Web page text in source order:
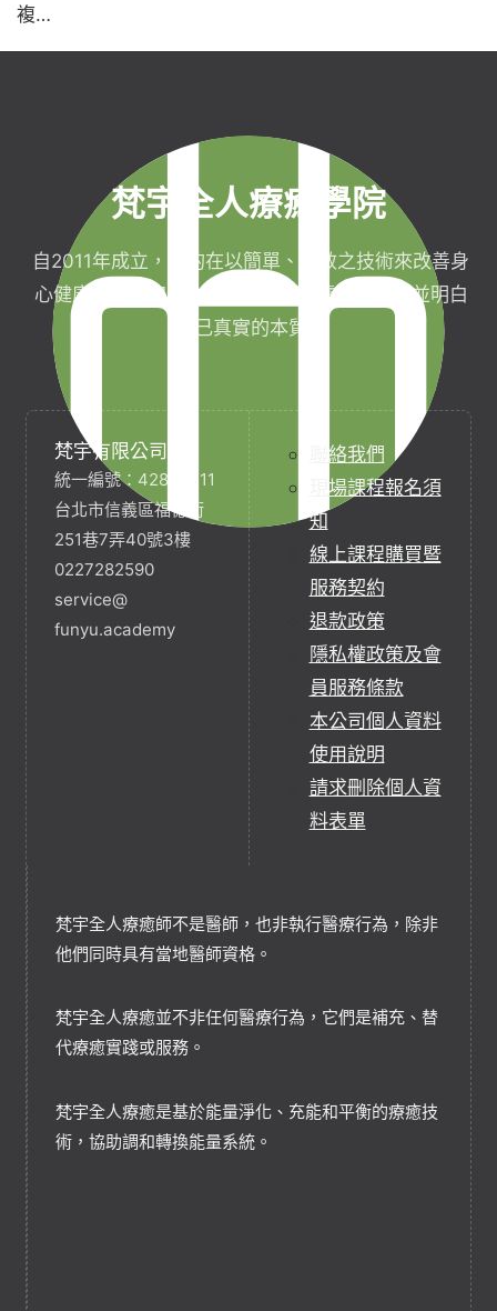
複…
梵宇全人療癒學院
自2011年成立，目的在以簡單、有效之技術來改善身
心健康，協助完成生命目標與實現靈性生活，並明白
自己真實的本質。
梵宇有限公司
統一編號：42854211
台北市信義區福德街
251巷7弄40號3樓
0227282590
service@
funyu.academy
聯絡我們
現場課程報名須
知
線上課程購買暨
服務契約
退款政策
隱私權政策及會
員服務條款
本公司個人資料
使用說明
請求刪除個人資
料表單
梵宇全人療癒師不是醫師，也非執行醫療行為，除非
他們同時具有當地醫師資格。
梵宇全人療癒並不非任何醫療行為，它們是補充、替
代療癒實踐或服務。
梵宇全人療癒是基於能量淨化、充能和平衡的療癒技
術，協助調和轉換能量系統。